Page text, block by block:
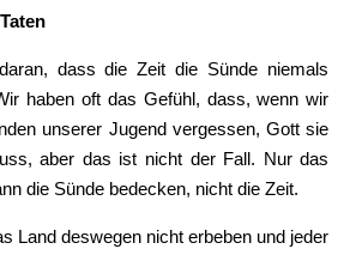
dass die Zeit die Sünde niemals
haben oft das Gefühl, dass, wenn wir
unserer Jugend vergessen, Gott sie
aber das ist nicht der Fall. Nur das
die Sünde bedecken, nicht die Zeit.
Land deswegen nicht erbeben und jeder